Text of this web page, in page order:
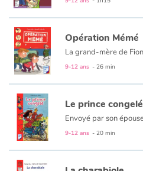
Opération Mémé
9-12 ans - 26 min
Le prince congelé
9-12 ans - 20 min